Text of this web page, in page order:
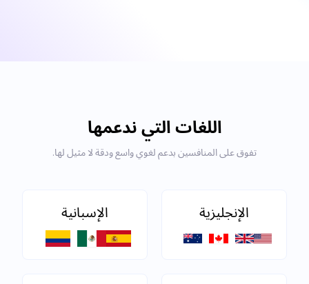
اللغات التي ندعمها
تفوق على المنافسين بدعم لغوي واسع ودقة لا مثيل لها.
الإنجليزية الإسبانية